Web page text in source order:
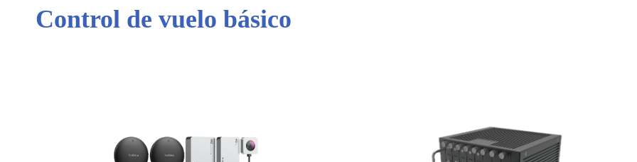
Control de vuelo básico